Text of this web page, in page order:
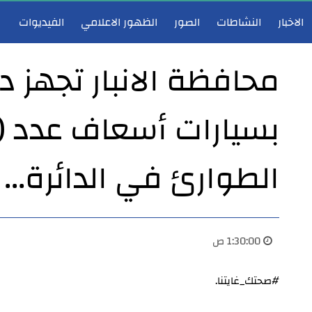
الاخبار النشاطات الصور الظهور الاعلامي الفيديوات
محافظة الانبار تجهز
الطوارئ في الدائرة...
1:30:00 ص
#صحتك_غايتنا.